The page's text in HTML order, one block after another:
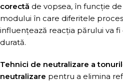
corectă de vopsea, în funcție
modului în care diferitele
influențează reacția părului va
durată.
Tehnici de neutralizare a
neutralizare pentru a elimina